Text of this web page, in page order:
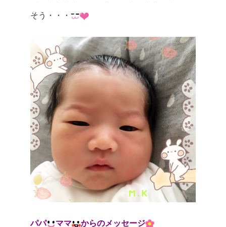
そう・・・
パパ ママ からのメッセージ